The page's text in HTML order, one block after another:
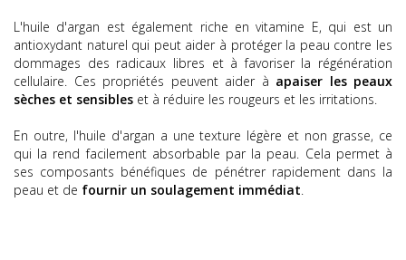
L'huile d'argan est également riche en vitamine E, qui est un
antioxydant naturel qui peut aider à protéger la peau contre les
dommages des radicaux libres et à favoriser la régénération
cellulaire. Ces propriétés peuvent aider à apaiser les peaux
sèches et sensibles et à réduire les rougeurs et les irritations.
En outre, l'huile d'argan a une texture légère et non grasse, ce
qui la rend facilement absorbable par la peau. Cela permet à
ses composants bénéfiques de pénétrer rapidement dans la
peau et de fournir un soulagement immédiat